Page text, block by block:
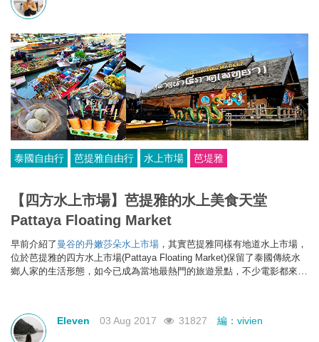
泰國自由行 芭提雅自由行 水上市場 芭堤雅
【四方水上市場】芭提雅的水上美食天堂
Pattaya Floating Market
早前介紹了 曼谷的丹嫩莎朵水上市場 ，其實芭提雅同樣有地道水上市場，
位於芭提雅的四方水上市場(Pattaya Floating Market)保留了泰國傳統水
鄉人家的生活形態，如今已成為當地最熱門的旅遊景點，不少電影都來此
Eleven 03 Aug 2017 31827 編：vivien